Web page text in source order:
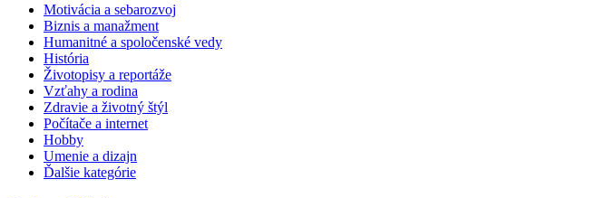
Motivácia a sebarozvoj
Biznis a manažment
Humanitné a spoločenské vedy
História
Životopisy a reportáže
Vzťahy a rodina
Zdravie a životný štýl
Počítače a internet
Hobby
Umenie a dizajn
Ďalšie kategórie